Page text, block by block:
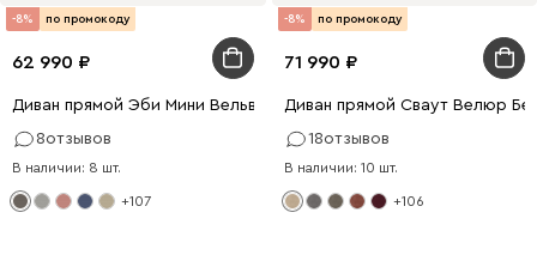
-8% по промокоду
62 990
Диван прямой Эби Мини Вельвет Серый
8отзывов
В наличии: 8 шт.
+107
-8% по промокоду
71 990
Диван прямой Сваут Велюр
18отзывов
В наличии: 10 шт.
+106